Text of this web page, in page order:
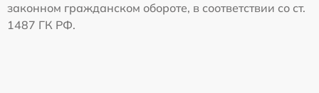
законном гражданском обороте, в соответствии со ст.
1487 ГК РФ.